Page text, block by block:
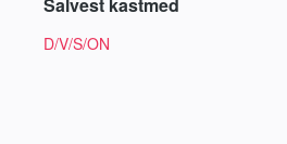
D/V/S/ON